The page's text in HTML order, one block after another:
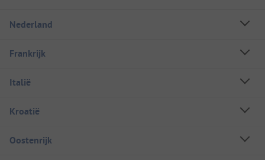
Nederland
Frankrijk
Italië
Kroatië
Oostenrijk